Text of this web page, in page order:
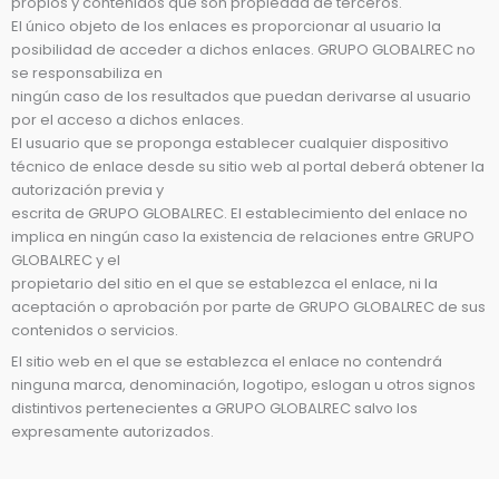
El único objeto de los enlaces es proporcionar al usuario la
posibilidad de acceder a dichos enlaces. GRUPO GLOBALREC no
se responsabiliza en
ningún caso de los resultados que puedan derivarse al usuario
por el acceso a dichos enlaces.
El usuario que se proponga establecer cualquier dispositivo
técnico de enlace desde su sitio web al portal deberá obtener la
autorización previa y
escrita de GRUPO GLOBALREC. El establecimiento del enlace no
implica en ningún caso la existencia de relaciones entre GRUPO
GLOBALREC y el
propietario del sitio en el que se establezca el enlace, ni la
aceptación o aprobación por parte de GRUPO GLOBALREC de sus
contenidos o servicios.
El sitio web en el que se establezca el enlace no contendrá
ninguna marca, denominación, logotipo, eslogan u otros signos
distintivos pertenecientes a GRUPO GLOBALREC salvo los
expresamente autorizados.